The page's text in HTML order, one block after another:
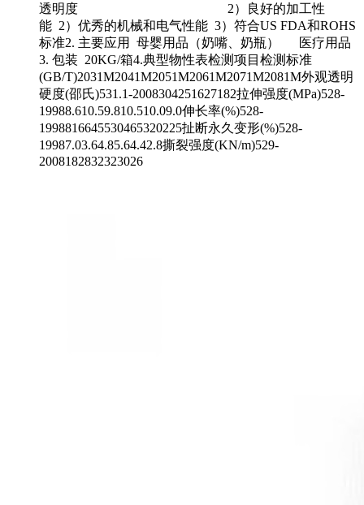
透明度 2）良好的加工性
能 2）优秀的机械和电气性能 3）符合US FDA和ROHS
标准2. 主要应用 母婴用品（奶嘴、奶瓶） 医疗用品
3. 包装 20KG/箱4.典型物性表检测项目检测标准
(GB/T)2031M2041M2051M2061M2071M2081M外观透明
硬度(邵氏)531.1-2008304251627182拉伸强度(MPa)528-
19988.610.59.810.510.09.0伸长率(%)528-
1998816645530465320225扯断永久变形(%)528-
19987.03.64.85.64.42.8撕裂强度(KN/m)529-
2008182832323026